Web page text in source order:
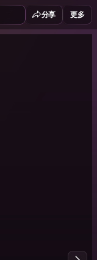
分享 更多